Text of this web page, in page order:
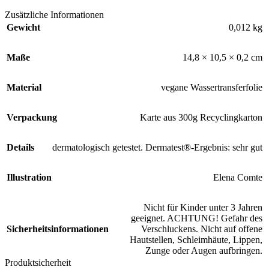
Zusätzliche Informationen
Gewicht
0,012 kg
Maße 14,8 × 10,5 × 0,2 cm
Material vegane Wassertransferfolie
Verpackung Karte aus 300g Recyclingkarton
Details dermatologisch getestet. Dermatest®-Ergebnis: sehr gut
Illustration Elena Comte
Sicherheitsinformationen
Nicht für Kinder unter 3 Jahren
geeignet. ACHTUNG! Gefahr des
Verschluckens. Nicht auf offene
Hautstellen, Schleimhäute, Lippen,
Zunge oder Augen aufbringen.
Produktsicherheit